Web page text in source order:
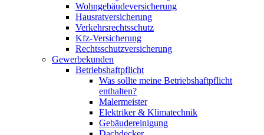
Wohngebäudeversicherung
Hausratversicherung
Verkehrsrechtsschutz
Kfz-Versicherung
Rechtsschutzversicherung
Gewerbekunden
Betriebshaftpflicht
Was sollte meine Betriebshaftpflicht
enthalten?
Malermeister
Elektriker & Klimatechnik
Gebäudereinigung